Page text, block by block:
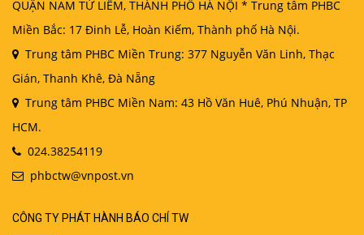
QUẬN NAM TỪ LIÊM, THÀNH PHỐ HÀ NỘI * Trung tâm PHBC
Miền Bắc: 17 Đinh Lễ, Hoàn Kiếm, Thành phố Hà Nội.
Trung tâm PHBC Miền Trung: 377 Nguyễn Văn Linh, Thạc
Gián, Thanh Khê, Đà Nẵng
Trung tâm PHBC Miền Nam: 43 Hồ Văn Huê, Phú Nhuận, TP
HCM.
024.38254119
phbctw@vnpost.vn
CÔNG TY PHÁT HÀNH BÁO CHÍ TW